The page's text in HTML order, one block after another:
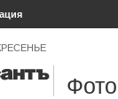
Фото